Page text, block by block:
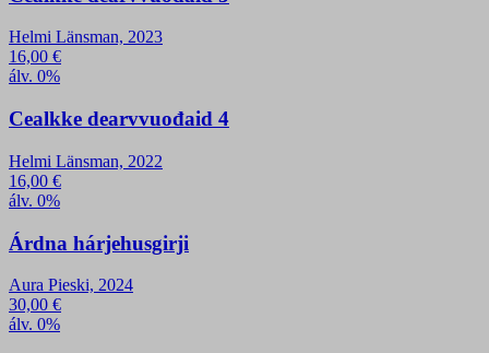
Helmi Länsman, 2023
16,00 €
álv. 0%
Cealkke dearvvuođaid 4
Helmi Länsman, 2022
16,00 €
álv. 0%
Árdna hárjehusgirji
Aura Pieski, 2024
30,00 €
álv. 0%